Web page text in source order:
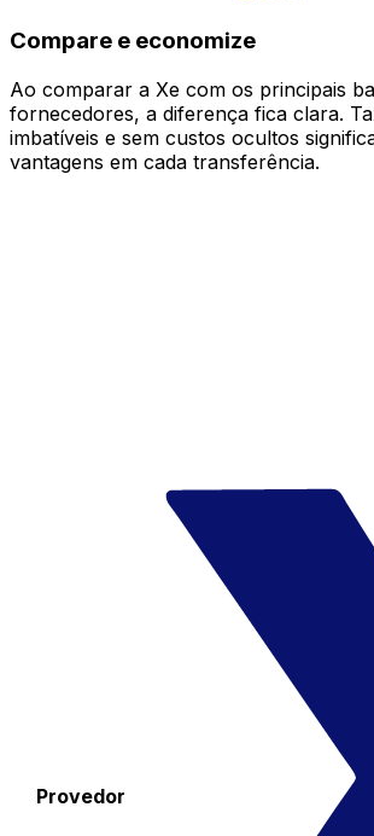
Compare e economize
Ao comparar a Xe com os principais
fornecedores, a diferença fica clara.
imbatíveis e sem custos ocultos
vantagens em cada transferência.
Provedor